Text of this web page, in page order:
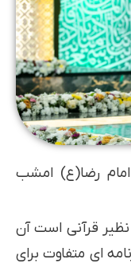
رضا(ع) امشب
قرآنی است آن
ای متفاوت برای